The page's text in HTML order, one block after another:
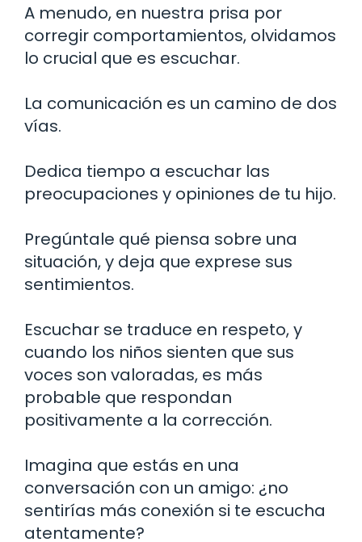
A menudo, en nuestra prisa por
corregir comportamientos, olvidamos
lo crucial que es escuchar.
La comunicación es un camino de dos
vías.
Dedica tiempo a escuchar las
preocupaciones y opiniones de tu hijo.
Pregúntale qué piensa sobre una
situación, y deja que exprese sus
sentimientos.
Escuchar se traduce en respeto, y
cuando los niños sienten que sus
voces son valoradas, es más
probable que respondan
positivamente a la corrección.
Imagina que estás en una
conversación con un amigo: ¿no
sentirías más conexión si te escucha
atentamente?